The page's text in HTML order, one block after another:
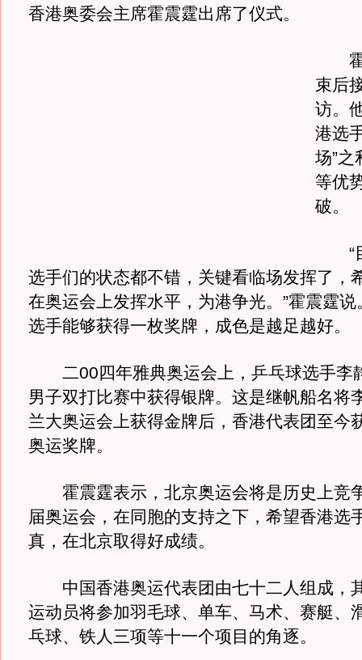
香港奥委会主席霍震霆出席了仪式。
霍
束后
访。
港选
场”之
等优
破。
“目
选手们的状态都不错，关键看临场发挥了，
在奥运会上发挥水平，为港争光。”霍震霆
选手能够获得一枚奖牌，成色是越足越好。
二00四年雅典奥运会上，乒乓球选手李
男子双打比赛中获得银牌。这是继帆船名将
兰大奥运会上获得金牌后，香港代表团至今
奥运奖牌。
霍震霆表示，北京奥运会将是历史上竞
届奥运会，在同胞的支持之下，希望香港选
真，在北京取得好成绩。
中国香港奥运代表团由七十二人组成，
运动员将参加羽毛球、单车、马术、赛艇、
乓球、铁人三项等十一个项目的角逐。